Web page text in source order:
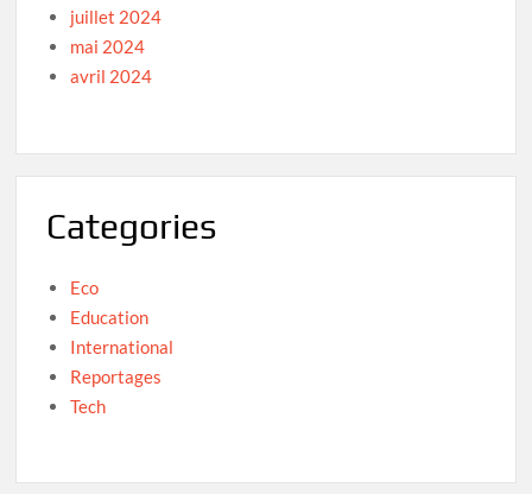
juillet 2024
mai 2024
avril 2024
Categories
Eco
Education
International
Reportages
Tech